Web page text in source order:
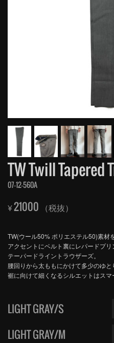
TW Twill Tapered
07-12-560A
¥21000 （税抜）
TW(ウール50% ポリエステル50)素材を
アクセントにベルト裏にレパードプリ
テーパードライントラウザーズ。
腰回りから太ももにかけて多少のゆと
裾に向けて細くなるシルエットはス
LIGHT GRAY/S
LIGHT GRAY/M